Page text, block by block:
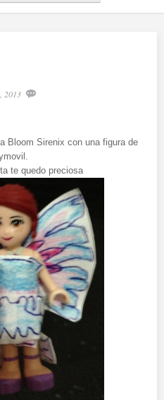
2013
Bloom Sirenix con una figura de
te quedo preciosa